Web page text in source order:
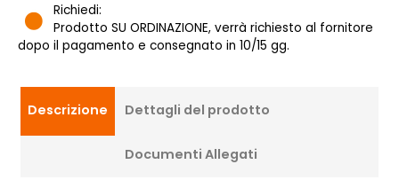
Richiedi:
Prodotto SU ORDINAZIONE, verrà richiesto al fornitore
dopo il pagamento e consegnato in 10/15 gg.
Descrizione Dettagli del prodotto
Documenti Allegati